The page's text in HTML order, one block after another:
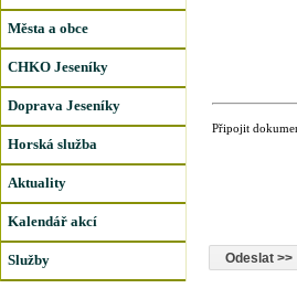
Města a obce
CHKO Jeseníky
Doprava Jeseníky
Horská služba
Aktuality
Kalendář akcí
Služby
Připojit